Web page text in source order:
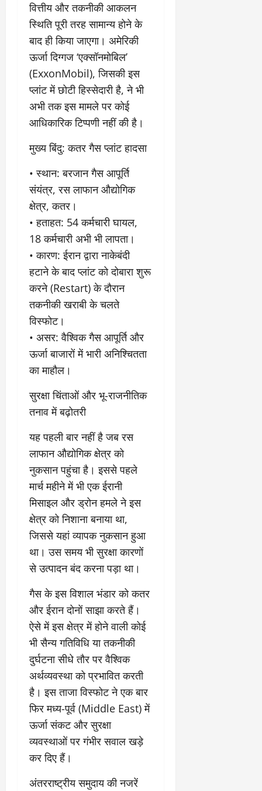
वित्तीय और तकनीकी आकलन
स्थिति पूरी तरह सामान्य होने के
बाद ही किया जाएगा। अमेरिकी
ऊर्जा दिग्गज ‘एक्सॉनमोबिल’
(ExxonMobil), जिसकी इस
प्लांट में छोटी हिस्सेदारी है, ने भी
अभी तक इस मामले पर कोई
आधिकारिक टिप्पणी नहीं की है।
​मुख्य बिंदु: कतर गैस प्लांट हादसा
• ​स्थान: बरजान गैस आपूर्ति
संयंत्र, रस लाफान औद्योगिक
क्षेत्र, कतर।
• ​हताहत: 54 कर्मचारी घायल,
18 कर्मचारी अभी भी लापता।
• ​कारण: ईरान द्वारा नाकेबंदी
हटाने के बाद प्लांट को दोबारा शुरू
करने (Restart) के दौरान
तकनीकी खराबी के चलते
विस्फोट।
• ​असर: वैश्विक गैस आपूर्ति और
ऊर्जा बाजारों में भारी अनिश्चितता
का माहौल।
​सुरक्षा चिंताओं और भू-राजनीतिक
तनाव में बढ़ोतरी
​यह पहली बार नहीं है जब रस
लाफान औद्योगिक क्षेत्र को
नुकसान पहुंचा है। इससे पहले
मार्च महीने में भी एक ईरानी
मिसाइल और ड्रोन हमले ने इस
क्षेत्र को निशाना बनाया था,
जिससे यहां व्यापक नुकसान हुआ
था। उस समय भी सुरक्षा कारणों
से उत्पादन बंद करना पड़ा था।
​गैस के इस विशाल भंडार को कतर
और ईरान दोनों साझा करते हैं।
ऐसे में इस क्षेत्र में होने वाली कोई
भी सैन्य गतिविधि या तकनीकी
दुर्घटना सीधे तौर पर वैश्विक
अर्थव्यवस्था को प्रभावित करती
है। इस ताजा विस्फोट ने एक बार
फिर मध्य-पूर्व (Middle East) में
ऊर्जा संकट और सुरक्षा
व्यवस्थाओं पर गंभीर सवाल खड़े
कर दिए हैं।
अंतरराष्ट्रीय समुदाय की नजरें